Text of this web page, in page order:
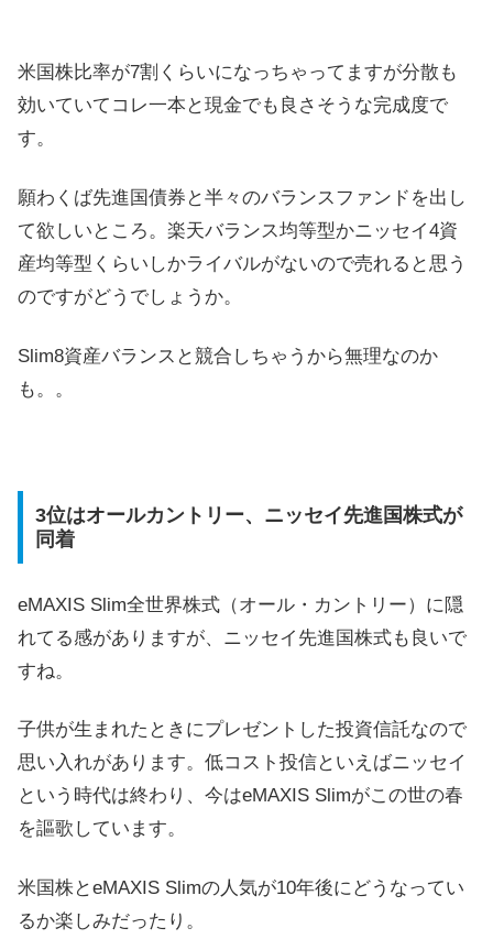
米国株比率が7割くらいになっちゃってますが分散も
効いていてコレ一本と現金でも良さそうな完成度で
す。
願わくば先進国債券と半々のバランスファンドを出し
て欲しいところ。楽天バランス均等型かニッセイ4資
産均等型くらいしかライバルがないので売れると思う
のですがどうでしょうか。
Slim8資産バランスと競合しちゃうから無理なのか
も。。
3位はオールカントリー、ニッセイ先進国株式が
同着
eMAXIS Slim全世界株式（オール・カントリー）に隠
れてる感がありますが、ニッセイ先進国株式も良いで
すね。
子供が生まれたときにプレゼントした投資信託なので
思い入れがあります。低コスト投信といえばニッセイ
という時代は終わり、今はeMAXIS Slimがこの世の春
を謳歌しています。
米国株とeMAXIS Slimの人気が10年後にどうなってい
るか楽しみだったり。